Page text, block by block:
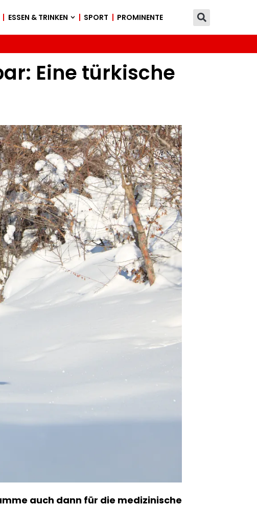
ESSEN & TRINKEN SPORT PROMINENTE
Eine türkische
auch dann für die medizinische